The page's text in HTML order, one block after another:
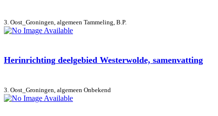
3. Oost_Groningen, algemeen Tammeling, B.P.
Herinrichting deelgebied Westerwolde, samenvatting
3. Oost_Groningen, algemeen Onbekend